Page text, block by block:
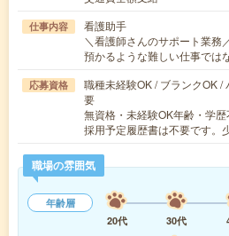
仕事内容
看護助手
＼看護師さんのサポート業務
預かるような難しい仕事で
応募資格
職種未経験OK / ブランクOK /
要
無資格・未経験OK年齢・学
採用予定履歴書は不要です。
職場の雰囲気
年齢層
20代
30代